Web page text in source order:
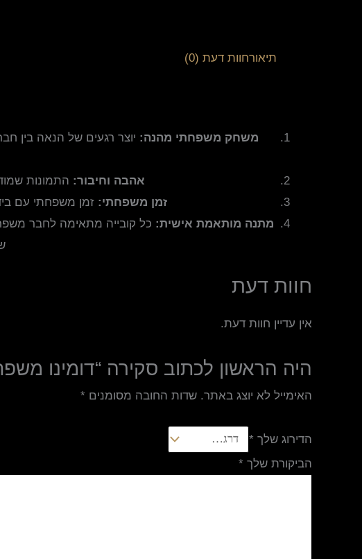
תיאורחוות דעת (0)
משחק משפחתי מהנה:
אהבה וחיבור: התמונות
זמן משפחתי: זמן משפחתי עם
מתנה מותאמת אישית:
חוות דעת
אין עדיין חוות דעת.
היה הראשון לכתוב סקירה “דומינו
האימייל לא יוצג באתר. שדות החובה מסומנים *
הדירוג שלך *
הביקורת שלך *